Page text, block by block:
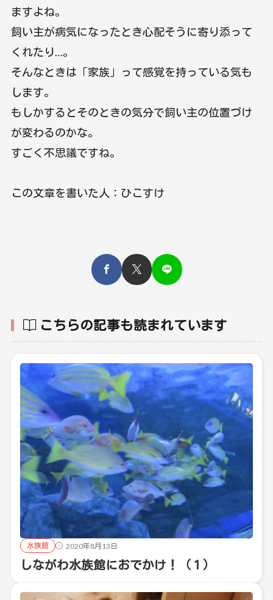
ますよね。
飼い主が病気になったとき心配そうに寄り添って
くれたり…。
そんなときは「家族」って感覚を持っている気も
します。
もしかするとそのときの気分で飼い主の位置づけ
が変わるのかな。
すごく不思議ですね。
この文章を書いた人：ひこすけ
こちらの記事も読まれています
水族館 2020年8月13日
しながわ水族館におでかけ！（１）